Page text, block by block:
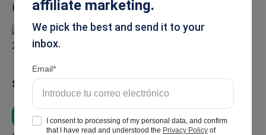
Summarise
ChatGPT Google AI Grok
affiliate marketing.
We pick the best and send it to your
inbox.
Email
I consent to processing of my personal data, and confirm
that I have read and understood the Privacy Policy of